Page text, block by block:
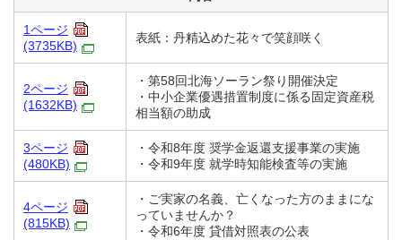
1ページ
(3735KB)
表紙：丹精込めた花々で笑顔咲く
2ページ
(1632KB)
・第58回北海ソーラン祭り開催決定
・中小企業優遇措置制度に係る固定資産税
相当額の助成
3ページ
(480KB)
・令和8年度 奨学金返還支援事業の実施
・令和9年度 就学時知能検査等の実施
4ページ
(815KB)
・ご実家の名義、亡くなった方のままにな
っていませんか？
・令和6年度 貸借対照表の公表